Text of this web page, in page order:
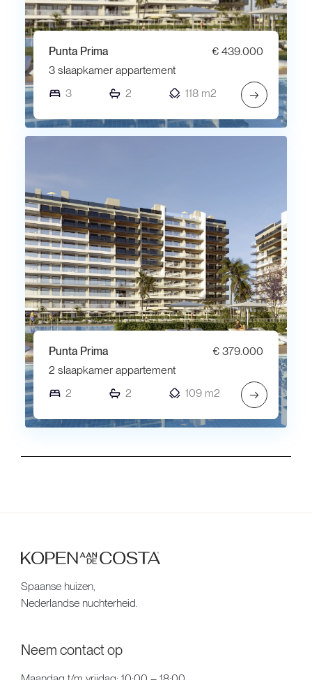
Punta Prima
€ 439.000
3 slaapkamer appartement
3
2 118 m2 →
Punta Prima
€ 379.000
2 slaapkamer appartement
2
2 109 m2 →
Spaanse huizen,
Nederlandse nuchterheid.
Neem contact op